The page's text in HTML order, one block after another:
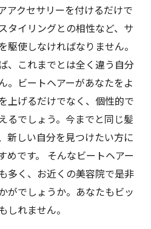
アクセサリーを付けるだけで
タイリングとの相性など、サ
駆使しなければなりません。
、これまでとは全く違う自分
。ビートヘアーがあなたをよ
上げるだけでなく、個性的で
るでしょう。今までと同じ髪
新しい自分を見つけたい方に
めです。 そんなビートヘアー
多く、お近くの美容院で是非
がでしょうか。あなたもビッ
しれません。